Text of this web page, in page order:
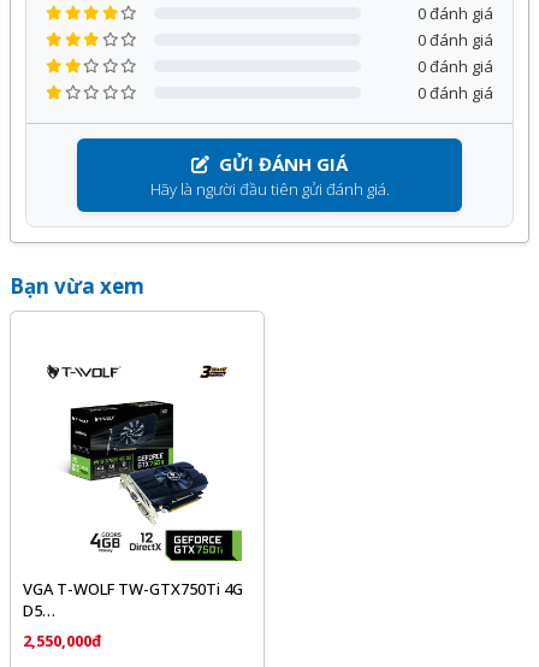
GỬI ĐÁNH GIÁ
Hãy là người đầu tiên gửi đánh giá.
0 đánh giá
0 đánh giá
0 đánh giá
0 đánh giá
Bạn vừa xem
VGA T-WOLF TW-GTX750Ti 4G
D5
(GTX750Ti/4GB/GDDR5/128bit/HDMI-
VGA-DVI/1Fan)
2,550,000đ